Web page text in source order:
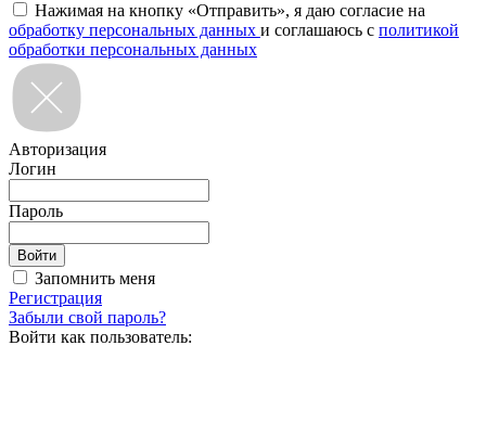
Нажимая на кнопку «Отправить», я даю согласие на
обработку персональных данных и соглашаюсь с политикой
обработки персональных данных
Авторизация
Логин
Пароль
Запомнить меня
Регистрация
Забыли свой пароль?
Войти как пользователь: